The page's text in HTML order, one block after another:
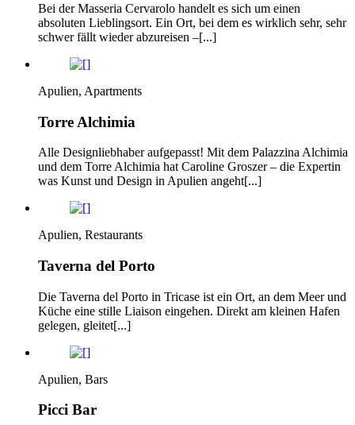
Bei der Masseria Cervarolo handelt es sich um einen
absoluten Lieblingsort. Ein Ort, bei dem es wirklich sehr, sehr
schwer fällt wieder abzureisen –[...]
Apulien, Apartments
Torre Alchimia
Alle Designliebhaber aufgepasst! Mit dem Palazzina Alchimia
und dem Torre Alchimia hat Caroline Groszer – die Expertin
was Kunst und Design in Apulien angeht[...]
Apulien, Restaurants
Taverna del Porto
Die Taverna del Porto in Tricase ist ein Ort, an dem Meer und
Küche eine stille Liaison eingehen. Direkt am kleinen Hafen
gelegen, gleitet[...]
Apulien, Bars
Picci Bar